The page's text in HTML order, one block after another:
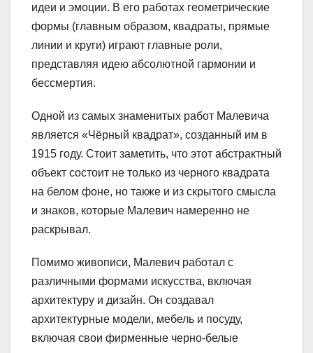
идеи и эмоции. В его работах геометрические
формы (главным образом, квадраты, прямые
линии и круги) играют главные роли,
представляя идею абсолютной гармонии и
бессмертия.
Одной из самых знаменитых работ Малевича
является «Чёрный квадрат», созданный им в
1915 году. Стоит заметить, что этот абстрактный
объект состоит не только из черного квадрата
на белом фоне, но также и из скрытого смысла
и знаков, которые Малевич намеренно не
раскрывал.
Помимо живописи, Малевич работал с
различными формами искусства, включая
архитектуру и дизайн. Он создавал
архитектурные модели, мебель и посуду,
включая свои фирменные черно-белые